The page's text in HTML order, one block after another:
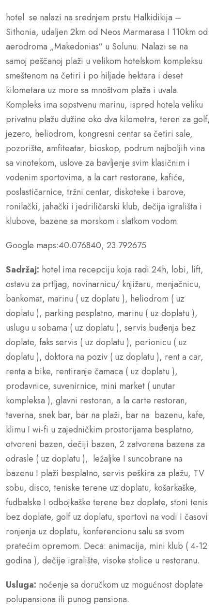
hotel se nalazi na srednjem prstu Halkidikija –
Sithonia, udaljen 2km od Neos Marmarasa I 110km od
aerodroma „Makedonias“ u Solunu. Nalazi se na
samoj peščanoj plaži u velikom hotelskom kompleksu
smeštenom na četiri i po hiljade hektara i deset
kilometara uz more sa mnoštvom plaža i uvala.
Kompleks ima sopstvenu marinu, ispred hotela veliku
privatnu plažu dužine oko dva kilometra, teren za golf,
jezero, heliodrom, kongresni centar sa četiri sale,
pozorište, amfiteatar, bioskop, podrum najboljih vina
sa vinotekom, uslove za bavljenje svim klasičnim i
vodenim sportovima, a la cart restorane, kafiće,
poslastičarnice, tržni centar, diskoteke i barove,
ronilački, jahački i jedriličarski klub, dečija igrališta i
klubove, bazene sa morskom i slatkom vodom.
Google maps:40.076840, 23.792675
Sadržaj: hotel ima recepciju koja radi 24h, lobi, lift,
ostavu za prtljag, novinarnicu/ knjižaru, menjačnicu,
bankomat, marinu ( uz doplatu ), heliodrom ( uz
doplatu ), parking pesplatno, marinu ( uz doplatu ),
uslugu u sobama ( uz doplatu ), servis buđenja bez
doplate, faks servis ( uz doplatu ), perionicu ( uz
doplatu ), doktora na poziv ( uz doplatu ), rent a car,
renta a bike, rentiranje čamaca ( uz doplatu ),
prodavnice, suvenirnice, mini market ( unutar
kompleksa ), glavni restoran, a la carte restoran,
taverna, snek bar, bar na plaži, bar na bazenu, kafe,
klimu I wi-fi u zajedničkim prostorijama besplatno,
otvoreni bazen, dečiji bazen, 2 zatvorena bazena za
odrasle ( uz doplatu ), ležaljke I suncobrane na
bazenu I plaži besplatno, servis peškira za plažu, TV
sobu, disco, teniske terene uz doplatu, košarkaške,
fudbalske I odbojkaške terene bez doplate, stoni tenis
bez doplate, golf uz doplatu, sportovi na vodi I časovi
ronjenja uz doplatu, konferencionu salu sa svom
pratećim opremom. Deca: animacija, mini klub ( 4-12
godina ), dečije igralište, visoke stolice u restoranu.
Usluga: noćenje sa doručkom uz mogućnost doplate
polupansiona ili punog pansiona.